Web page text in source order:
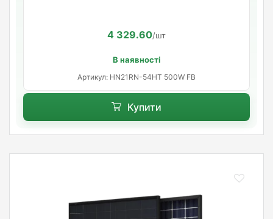
4 329.60/шт
В наявності
Артикул: HN21RN-54HT 500W FB
Купити